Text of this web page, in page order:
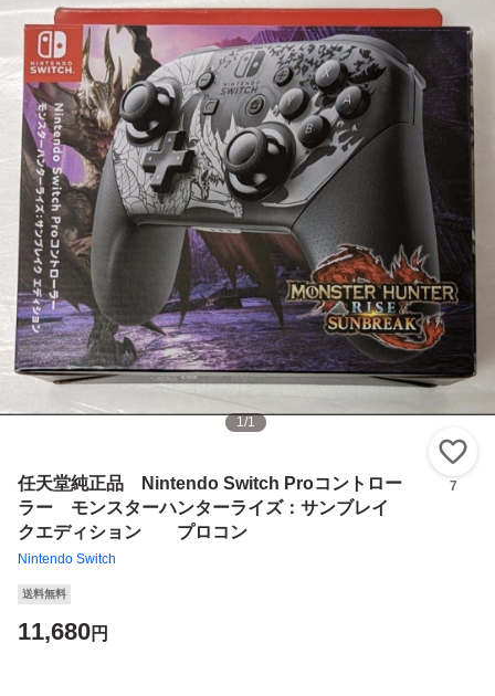
1/1
任天堂純正品 Nintendo Switch Proコントロー
ラー モンスターハンターライズ：サンブレイ
クエディション プロコン
Nintendo Switch
7
送料無料
11,680円